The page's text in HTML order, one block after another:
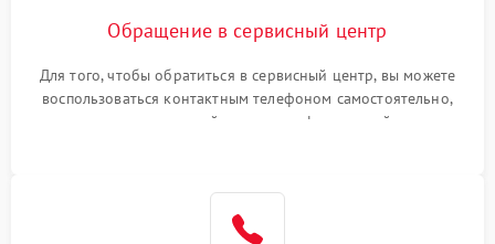
Обращение в сервисный центр
Для того, чтобы обратиться в сервисный центр, вы можете
воспользоваться контактным телефоном самостоятельно,
или оставить свой номер телефона на сайте